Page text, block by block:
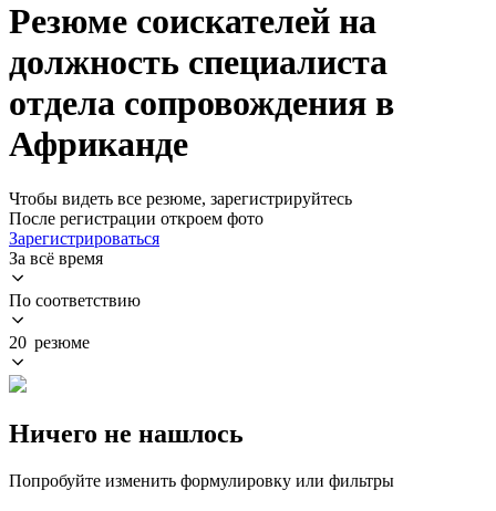
Резюме соискателей на
должность специалиста
отдела сопровождения в
Африканде
Чтобы видеть все резюме, зарегистрируйтесь
После регистрации откроем фото
Зарегистрироваться
За всё время
По соответствию
20 резюме
Ничего не нашлось
Попробуйте изменить формулировку или фильтры